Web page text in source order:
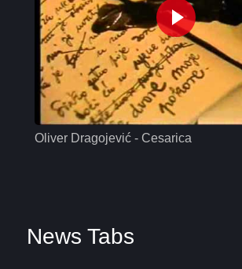
Oliver Dragojević - Cesarica
News Tabs